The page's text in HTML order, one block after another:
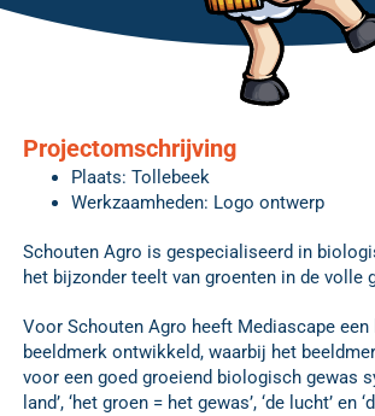
Projectomschrijving
Plaats: Tollebeek
Werkzaamheden: Logo ontwerp
Schouten Agro is gespecialiseerd in
het bijzonder teelt van groenten in de volle
Voor Schouten Agro heeft Mediascape
beeldmerk ontwikkeld, waarbij het
voor een goed groeiend biologisch gewas
land’, ‘het groen = het gewas’, ‘de lucht’ en